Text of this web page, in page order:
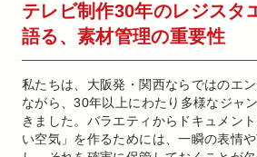
テレビ制作30年のレジスタ
語る、素材管理の重要性
私たちは、大阪発・関西ならではのエ
ながら、30年以上にわたり多様なジャ
きました。バラエティからドキュメン
い空気」を作るためには、一瞬の表情